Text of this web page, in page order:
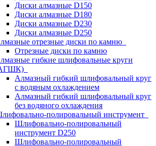
Диски алмазные D150
Диски алмазные D180
Диски алмазные D230
Диски алмазные D250
отрезные диски по камню
Отрезные диски по камню
гибкие шлифовальные круги
Алмазный гибкий шлифовальный круг
с водяным охлаждением
Алмазный гибкий шлифовальный круг
без водяного охлаждения
полировальный инструмент
Шлифовально-полировальный
инструмент D250
Шлифовально-полировальный